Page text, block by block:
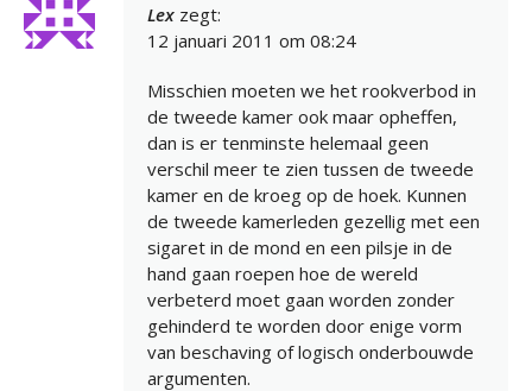
Lex zegt:
12 januari 2011 om 08:24
Misschien moeten we het rookverbod in
de tweede kamer ook maar opheffen,
dan is er tenminste helemaal geen
verschil meer te zien tussen de tweede
kamer en de kroeg op de hoek. Kunnen
de tweede kamerleden gezellig met een
sigaret in de mond en een pilsje in de
hand gaan roepen hoe de wereld
verbeterd moet gaan worden zonder
gehinderd te worden door enige vorm
van beschaving of logisch onderbouwde
argumenten.